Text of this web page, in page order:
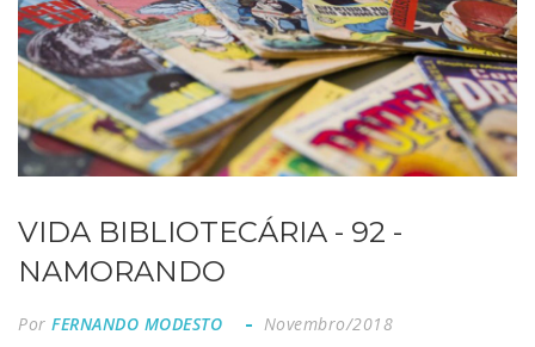
VIDA BIBLIOTECÁRIA - 92 -
NAMORANDO
Por FERNANDO MODESTO Novembro/2018